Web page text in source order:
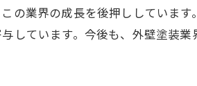
の業界の成長を後押ししていま
しています。今後も、外壁塗装